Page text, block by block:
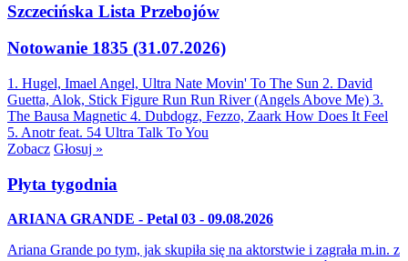
Szczecińska Lista Przebojów
Notowanie 1835 (31.07.2026)
1. Hugel, Imael Angel, Ultra Nate Movin' To The Sun 2. David
Guetta, Alok, Stick Figure Run Run River (Angels Above Me) 3.
The Bausa Magnetic 4. Dubdogz, Fezzo, Zaark How Does It Feel
5. Anotr feat. 54 Ultra Talk To You
Zobacz Głosuj »
Płyta tygodnia
ARIANA GRANDE - Petal 03 - 09.08.2026
Ariana Grande po tym, jak skupiła się na aktorstwie i zagrała m.in. z